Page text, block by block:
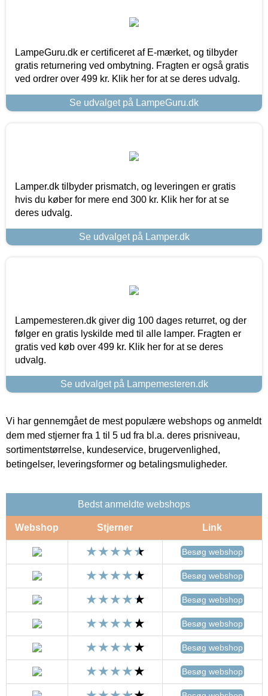
LampeGuru.dk er certificeret af E-mærket, og tilbyder
gratis returnering ved ombytning. Fragten er også gratis
ved ordrer over 499 kr. Klik her for at se deres udvalg.
Se udvalget på LampeGuru.dk
Lamper.dk tilbyder prismatch, og leveringen er gratis
hvis du køber for mere end 300 kr. Klik her for at se
deres udvalg.
Se udvalget på Lamper.dk
Lampemesteren.dk giver dig 100 dages returret, og der
følger en gratis lyskilde med til alle lamper. Fragten er
gratis ved køb over 499 kr. Klik her for at se deres
udvalg.
Se udvalget på Lampemesteren.dk
Vi har gennemgået de mest populære webshops og anmeldt
dem med stjerner fra 1 til 5 ud fra bl.a. deres prisniveau,
sortimentstørrelse, kundeservice, brugervenlighed,
betingelser, leveringsformer og betalingsmuligheder.
Bedst anmeldte webshops
Webshop Stjerner Link
Besøg webshop
Besøg webshop
Besøg webshop
Besøg webshop
Besøg webshop
Besøg webshop